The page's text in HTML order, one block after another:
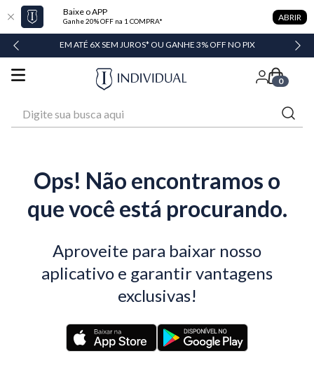
Baixe o APP
Ganhe 20% OFF na 1 COMPRA* ABRIR
EM ATÉ 6X SEM JUROS* OU GANHE 3% OFF NO PIX
0
Ops! Não encontramos o
que você está procurando.
Aproveite para baixar nosso
aplicativo e garantir vantagens
exclusivas!